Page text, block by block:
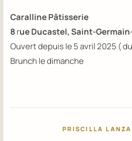
Caralline Pâtisserie
8rue Ducastel, Saint-
Ouvert depuis le 5 avril 2025 (
Brunch le dimanche
PRISCILLA